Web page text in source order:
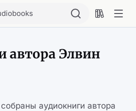
автора Элвин
аудиокниги автора